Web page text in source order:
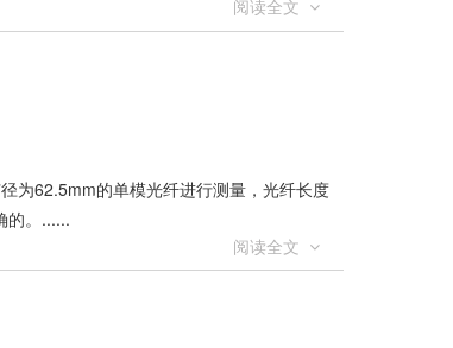
阅读全文
为62.5mm的单模光纤进行测量，光纤长度
的。......
阅读全文